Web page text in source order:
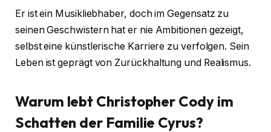
Er ist ein Musikliebhaber, doch im Gegensatz zu
seinen Geschwistern hat er nie Ambitionen gezeigt,
selbst eine künstlerische Karriere zu verfolgen. Sein
Leben ist geprägt von Zurückhaltung und Realismus.
Warum lebt Christopher Cody im
Schatten der Familie Cyrus?